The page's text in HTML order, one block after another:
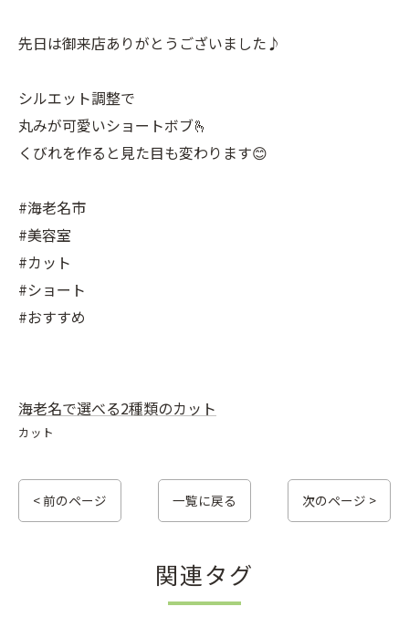
先日は御来店ありがとうございました♪
シルエット調整で
丸みが可愛いショートボブ🫰
くびれを作ると見た目も変わります😊
#海老名市
#美容室
#カット
#ショート
#おすすめ
海老名で選べる2種類のカット
カット
< 前のページ 一覧に戻る 次のページ >
関連タグ